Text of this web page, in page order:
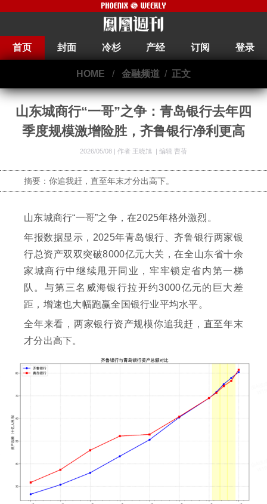
首页 封面 冷杉 产经 订阅 登录
HOME / 金融频道 / 正文
山东城商行“一哥”之争：青岛银行去年四
季度规模激增险胜，齐鲁银行净利更高
2026/05/08 | 作者 王晓旭 编辑 曹蓓
摘要：你追我赶，直至年末才分出高下。
山东城商行“一哥”之争，在2025年格外激烈。
年报数据显示，2025年青岛银行、齐鲁银行两家银
行总资产双双突破8000亿元大关，在全山东省十余
家城商行中继续甩开同业，牢牢锁定省内第一梯
队。与第三名威海银行拉开约3000亿元的巨大差
距，增速也大幅跑赢全国银行业平均水平。
全年来看，两家银行资产规模你追我赶，直至年末
才分出高下。